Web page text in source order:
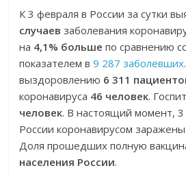
К 3 февраля в России за сутки
случаев заболевания
на 4,1% больше по сравнению
показателем в9 287 заболевших
выздоровлению 6 311
коронавируса 46 человек.
человек. В настоящий момент,
России коронавирусом заражены
Доля прошедших полную
населения России.